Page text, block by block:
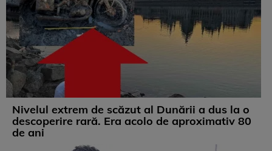
Nivelul extrem de scăzut al Dunării a dus la o
descoperire rară. Era acolo de aproximativ 80
de ani